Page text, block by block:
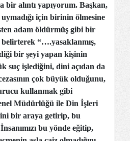
bir alıntı yapıyorum. Başkan,
için birinin ölmesine
adam öldürmüş gibi bir
belirterek “….yasaklanmış,
bir şeyi yapan kişinin
suç işlediğini, dini açıdan da
çok büyük olduğunu,
kullanmak gibi
Müdürlüğü ile Din İşleri
bir araya getirip, bu
bu yönde eğitip,